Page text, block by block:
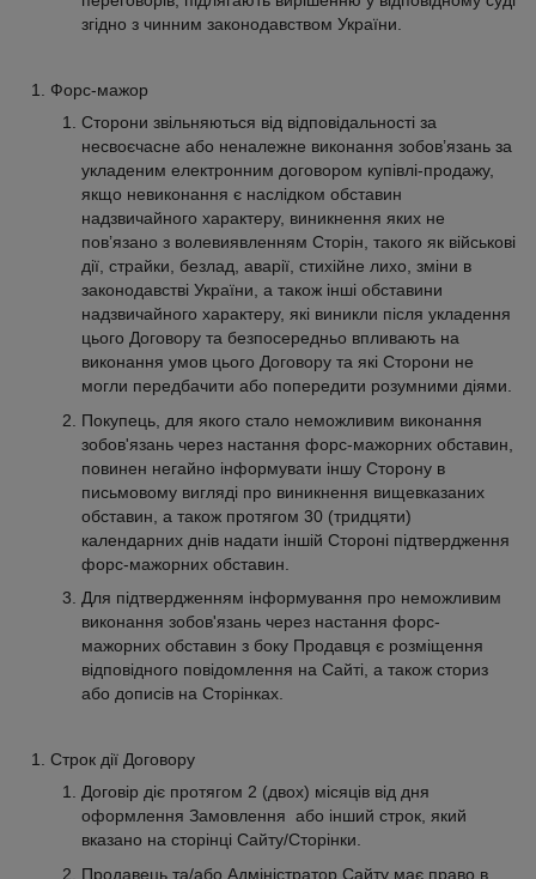
згідно з чинним законодавством України.
Форс-мажор
Сторони звільняються від відповідальності за
несвоєчасне або неналежне виконання зобов’язань за
укладеним електронним договором купівлі-продажу,
якщо невиконання є наслідком обставин
надзвичайного характеру, виникнення яких не
пов’язано з волевиявленням Сторін, такого як військові
дії, страйки, безлад, аварії, стихійне лихо, зміни в
законодавстві України, а також інші обставини
надзвичайного характеру, які виникли після укладення
цього Договору та безпосередньо впливають на
виконання умов цього Договору та які Сторони не
могли передбачити або попередити розумними діями.
Покупець, для якого стало неможливим виконання
зобов'язань через настання форс-мажорних обставин,
повинен негайно інформувати іншу Сторону в
письмовому вигляді про виникнення вищевказаних
обставин, а також протягом 30 (тридцяти)
календарних днів надати іншій Стороні підтвердження
форс-мажорних обставин.
Для підтвердженням інформування про неможливим
виконання зобов'язань через настання форс-
мажорних обставин з боку Продавця є розміщення
відповідного повідомлення на Сайті, а також сториз
або дописів на Сторінках.
Строк дії Договору
Договір діє протягом 2 (двох) місяців від дня
оформлення Замовлення або інший строк, який
вказано на сторінці Сайту/Сторінки.
Продавець та/або Адміністратор Сайту має право в